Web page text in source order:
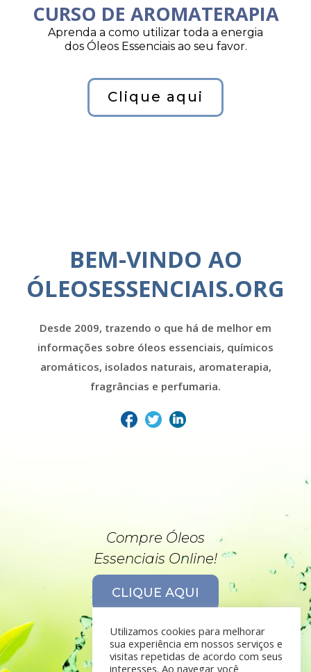
CURSO DE AROMATERAPIA
Aprenda a como utilizar toda a energia
dos Óleos Essenciais ao seu favor.
Clique aqui
BEM-VINDO AO
ÓLEOSESSENCIAIS.ORG
Desde 2009, trazendo o que há de melhor em
informações sobre óleos essenciais, químicos
aromáticos, isolados naturais, aromaterapia,
fragrâncias e perfumaria.
Compre Óleos
Essenciais Online!
CLIQUE AQUI
Utilizamos cookies para melhorar
sua experiência em nossos serviços e
visitas repetidas de acordo com seus
interesses. Ao navegar você